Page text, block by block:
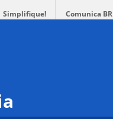
Simplifique! Comunica BR